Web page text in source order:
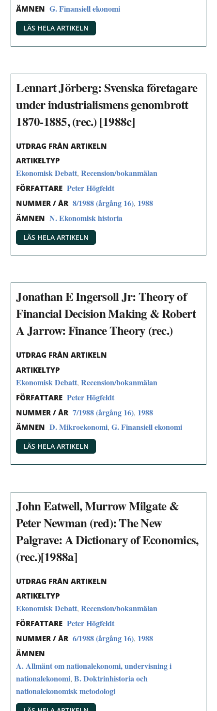
ÄMNEN G. Finansiell ekonomi
LÄS HELA ARTIKELN
Lennart Jörberg: Svenska företagare
under industrialismens genombrott
1870-1885, (rec.) [1988c]
UTDRAG FRÅN ARTIKELN
ARTIKELTYP
Ekonomisk Debatt,Recension/bokanmälan
FÖRFATTARE Peter Högfeldt
NUMMER / ÅR 8/1988 (årgång 16), 1988
ÄMNEN N. Ekonomisk historia
LÄS HELA ARTIKELN
Jonathan E Ingersoll Jr: Theory of
Financial Decision Making & Robert
A Jarrow: Finance Theory (rec.)
UTDRAG FRÅN ARTIKELN
ARTIKELTYP
Ekonomisk Debatt,Recension/bokanmälan
FÖRFATTARE Peter Högfeldt
NUMMER / ÅR 7/1988 (årgång 16), 1988
ÄMNEN D. Mikroekonomi,G. Finansiell ekonomi
LÄS HELA ARTIKELN
John Eatwell, Murrow Milgate &
Peter Newman (red): The New
Palgrave: A Dictionary of Economics,
(rec.)[1988a]
UTDRAG FRÅN ARTIKELN
ARTIKELTYP
Ekonomisk Debatt,Recension/bokanmälan
FÖRFATTARE Peter Högfeldt
NUMMER / ÅR 6/1988 (årgång 16), 1988
ÄMNEN
A. Allmänt om nationalekonomi, undervisning i
nationalekonomi,B. Doktrinhistoria och
nationalekonomisk metodologi